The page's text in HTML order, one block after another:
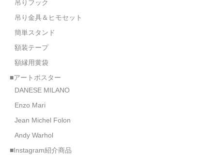
吊りフック
吊り金具＆ヒモセット
簡単スタンド
額装テープ
額縁用黄袋
■アートポスター
DANESE MILANO
Enzo Mari
Jean Michel Folon
Andy Warhol
■Instagram紹介商品